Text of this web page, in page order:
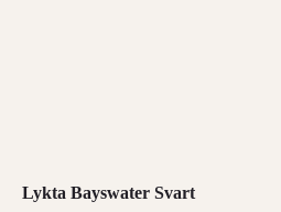
Lykta Bayswater Svart